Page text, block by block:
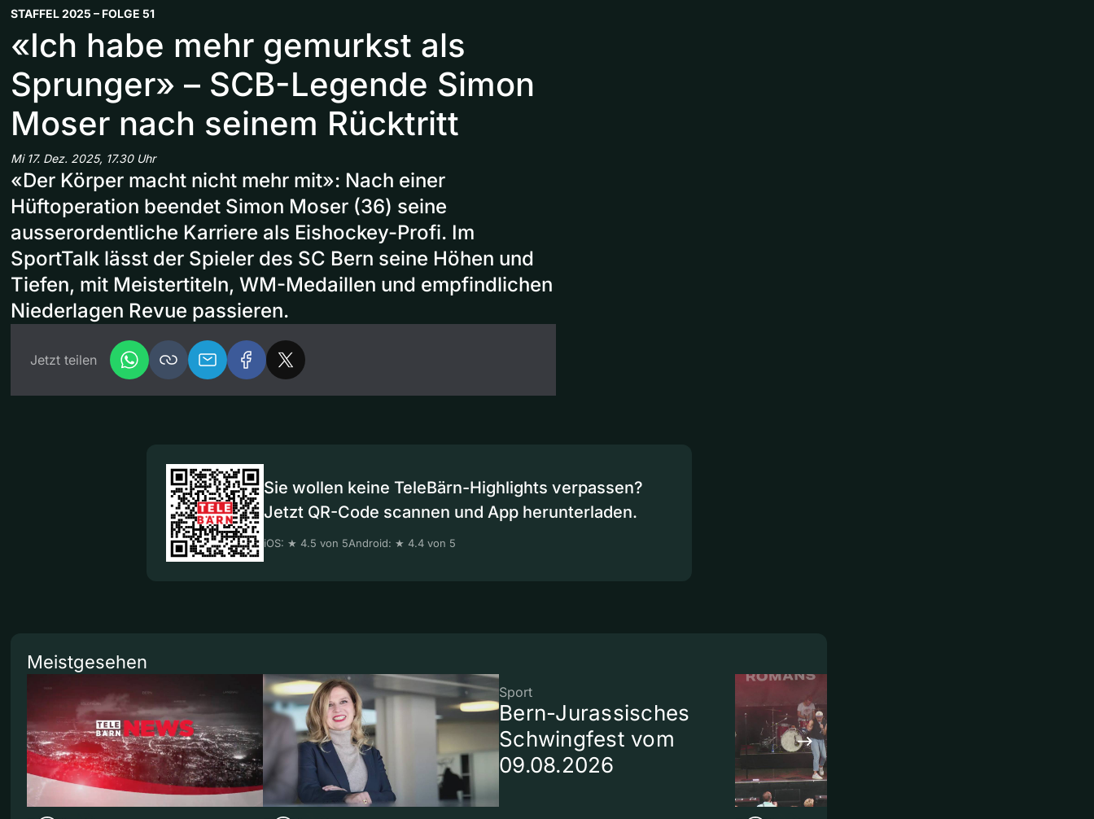
STAFFEL 2025 – FOLGE 51
«Ich habe mehr gemurkst als
Sprunger» – SCB-Legende Simon
Moser nach seinem Rücktritt
Mi 17. Dez. 2025, 17.30 Uhr
«Der Körper macht nicht mehr mit»: Nach einer
Hüftoperation beendet Simon Moser (36) seine
ausserordentliche Karriere als Eishockey-Profi. Im
SportTalk lässt der Spieler des SC Bern seine Höhen und
Tiefen, mit Meistertiteln, WM-Medaillen und empfindlichen
Niederlagen Revue passieren.
Jetzt teilen
Sie wollen keine TeleBärn-Highlights verpassen?
Jetzt QR-Code scannen und App herunterladen.
iOS: ★ 4.5 von 5Android: ★ 4.4 von 5
Meistgesehen
Sport
Bern-Jurassisches
Schwingfest vom
09.08.2026